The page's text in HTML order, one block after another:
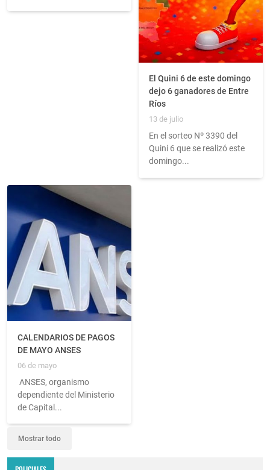
El Quini 6 de este domingo
dejo 6 ganadores de Entre
Ríos
13 de julio
En el sorteo Nº 3390 del
Quini 6 que se realizó este
domingo...
CALENDARIOS DE PAGOS
DE MAYO ANSES
06 de mayo
ANSES, organismo
dependiente del Ministerio
de Capital...
Mostrar todo